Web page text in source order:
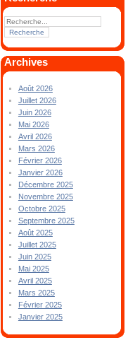
Archives
Août 2026
Juillet 2026
Juin 2026
Mai 2026
Avril 2026
Mars 2026
Février 2026
Janvier 2026
Décembre 2025
Novembre 2025
Octobre 2025
Septembre 2025
Août 2025
Juillet 2025
Juin 2025
Mai 2025
Avril 2025
Mars 2025
Février 2025
Janvier 2025